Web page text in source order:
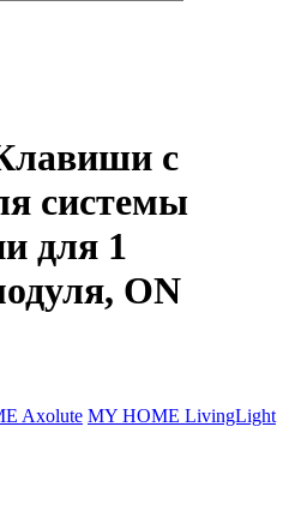
с
системы
для 1
ON
Axolute MY HOME LivingLight